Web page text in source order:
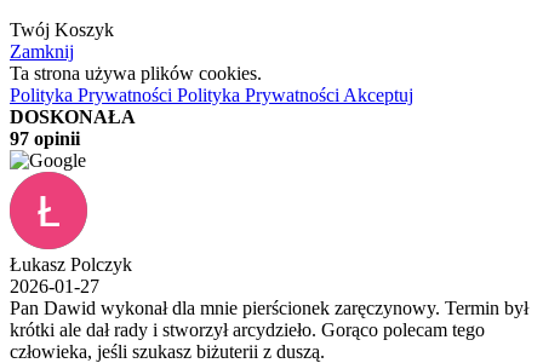
Twój Koszyk
Zamknij
Ta strona używa plików cookies.
Polityka Prywatności Polityka Prywatności Akceptuj
DOSKONAŁA
97 opinii
Łukasz Polczyk
2026-01-27
Pan Dawid wykonał dla mnie pierścionek zaręczynowy. Termin był
krótki ale dał rady i stworzył arcydzieło. Gorąco polecam tego
człowieka, jeśli szukasz biżuterii z duszą.